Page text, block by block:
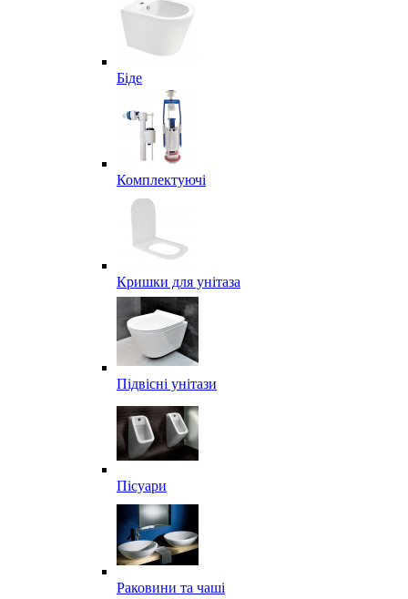
Біде
Комплектуючі
Кришки для унітаза
Підвісні унітази
Пісуари
Раковини та чаші